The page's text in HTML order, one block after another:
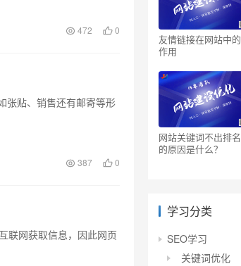
472 0
贴、销售还有邮寄等形
387 0
网获取信息，因此网页
友情链接在网站中的
作用
网站关键词不出排名
的原因是什么？
学习分类
SEO学习
关键词优化